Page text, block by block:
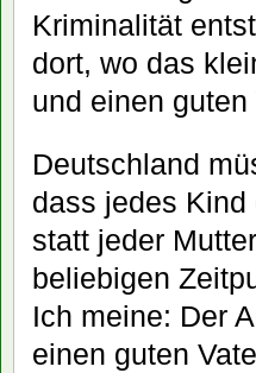
Kriminalität
dort, wo das
und einen guten
Deutschland
dass jedes Kind
statt jeder
beliebigen
Ich meine: Der
einen guten